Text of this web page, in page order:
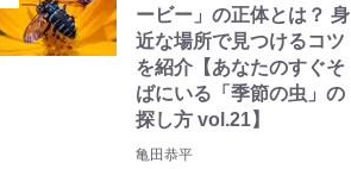
ービー」の正体とは？ 身
近な場所で見つけるコツ
を紹介【あなたのすぐそ
ばにいる「季節の虫」の
探し方 vol.21】
亀田恭平